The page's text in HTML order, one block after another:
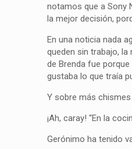
notamos que a Sony
la mejor decisión,
En una noticia nada
queden sin trabajo,
de Brenda fue
gustaba lo que traía
Y sobre más chismes
¡Ah, caray! “En la
Gerónimo ha tenido